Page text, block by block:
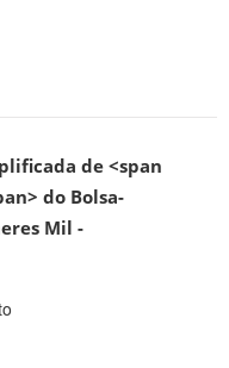
de <span
do Bolsa-
Mil -